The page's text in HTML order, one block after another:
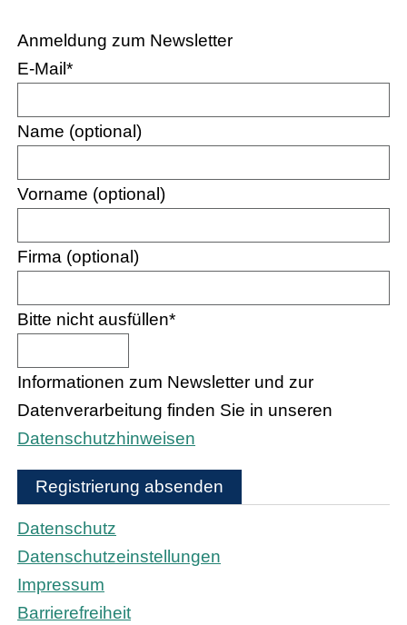
Anmeldung zum Newsletter
E-Mail *
Name (optional)
Vorname (optional)
Firma (optional)
Bitte nicht ausfüllen*
Informationen zum Newsletter und zur
Datenverarbeitung finden Sie in unseren
Datenschutzhinweisen
Registrierung absenden
Datenschutz
Datenschutzeinstellungen
Impressum
Barrierefreiheit